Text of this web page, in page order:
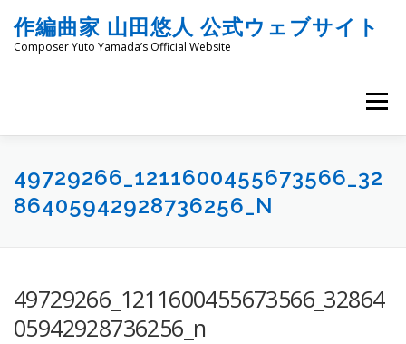
キ
作編曲家 山田悠人 公式ウェブサイト
Composer Yuto Yamada’s Official Website
メニュー
HOME PROFILE WORKS ENGRAVING
MATERIALS SNS SCHEDULES CONTACT
49729266_1211600455673566_32
86405942928736256_N
49729266_1211600455673566_32864
05942928736256_n